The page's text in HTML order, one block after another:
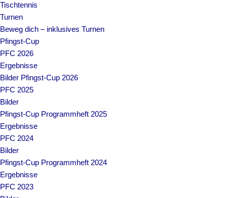
Tischtennis
Turnen
Beweg dich – inklusives Turnen
Pfingst-Cup
PFC 2026
Ergebnisse
Bilder Pfingst-Cup 2026
PFC 2025
Bilder
Pfingst-Cup Programmheft 2025
Ergebnisse
PFC 2024
Bilder
Pfingst-Cup Programmheft 2024
Ergebnisse
PFC 2023